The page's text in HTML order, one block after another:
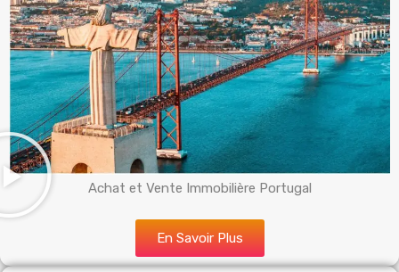
Achat et Vente Immobilière Portugal
En Savoir Plus